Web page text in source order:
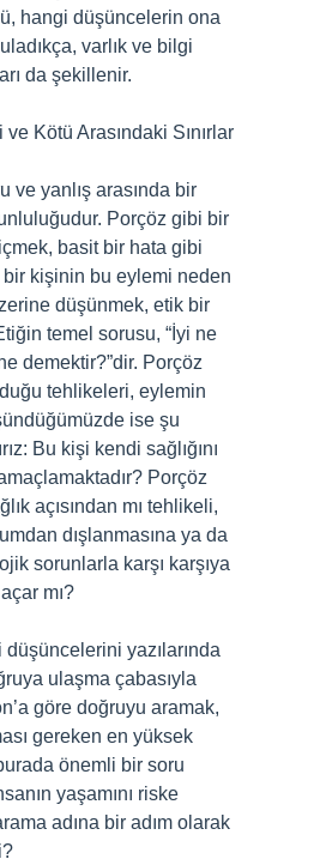
hangi düşüncelerin ona
varlık ve bilgi
da şekillenir.
Kötü Arasındaki Sınırlar
ve yanlış arasında bir
Porçöz gibi bir
basit bir hata gibi
kişinin bu eylemi neden
düşünmek, etik bir
temel sorusu, “İyi ne
demektir?”dir. Porçöz
tehlikeleri, eylemin
ise şu
Bu kişi kendi sağlığını
Porçöz
açısından mı tehlikeli,
dışlanmasına ya da
sorunlarla karşı karşıya
mı?
yazılarında
ulaşma çabasıyla
göre doğruyu aramak,
gereken en yüksek
önemli bir soru
yaşamını riske
adına bir adım olarak